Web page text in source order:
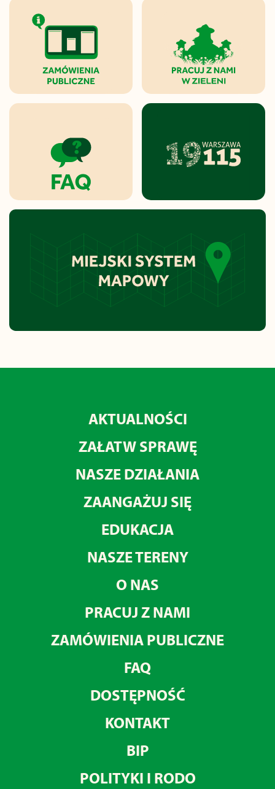
AKTUALNOŚCI
ZAŁATW SPRAWĘ
NASZE DZIAŁANIA
ZAANGAŻUJ SIĘ
EDUKACJA
NASZE TERENY
O NAS
PRACUJ Z NAMI
ZAMÓWIENIA PUBLICZNE
FAQ
DOSTĘPNOŚĆ
KONTAKT
BIP
POLITYKI I RODO